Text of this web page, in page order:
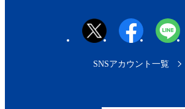
SNSアカウント一覧